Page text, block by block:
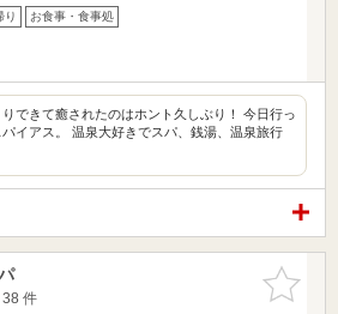
り お食事・食事処
できて癒されたのはホント久しぶり！ 今日行っ
イアス。 温泉大好きでスパ、銭湯、温泉旅行
お気に入
りに追加
件